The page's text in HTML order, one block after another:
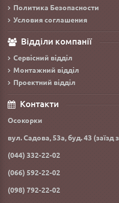
Политика Безопасности
Условия соглашения
Відділи компанії
Сервісний відділ
Монтажний відділ
Проектний відділ
Контакти
Осокорки
вул. Садова, 53а, буд. 43 (заїзд
(044) 332-22-02
(066) 592-22-02
(098) 792-22-02